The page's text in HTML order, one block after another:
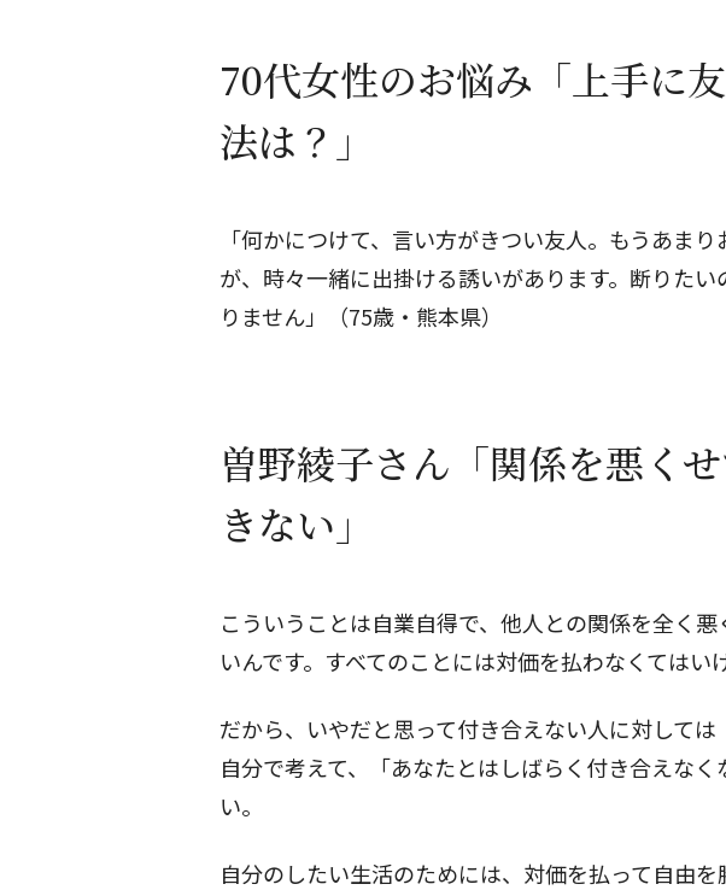
70代女性のお悩み「上手に
法は？」
「何かにつけて、言い方がきつい友人。もうあま
が、時々一緒に出掛ける誘いがあります。断りた
りません」（75歳・熊本県）
曽野綾子さん「関係を悪く
きない」
こういうことは自業自得で、他人との関係を全く
いんです。すべてのことには対価を払わなくてはい
だから、いやだと思って付き合えない人に対して
自分で考えて、「あなたとはしばらく付き合えな
い。
自分のしたい生活のためには、対価を払って自由